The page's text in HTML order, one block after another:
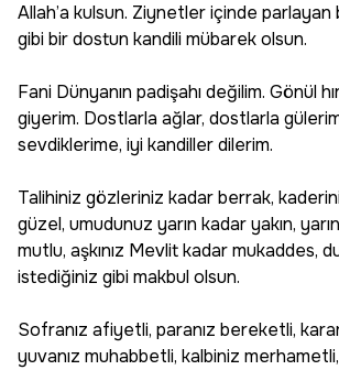
Allah’a kulsun. Ziynetler içinde parlayan
gibi bir dostun kandili mübarek olsun.
Fani Dünyanın padişahı değilim. Gönül
giyerim. Dostlarla ağlar, dostlarla
sevdiklerime, iyi kandiller dilerim.
Talihiniz gözleriniz kadar berrak,
güzel, umudunuz yarın kadar yakın,
mutlu, aşkınız Mevlit kadar mukaddes,
istediğiniz gibi makbul olsun.
Sofranız afiyetli, paranız bereketli,
yuvanız muhabbetli, kalbiniz